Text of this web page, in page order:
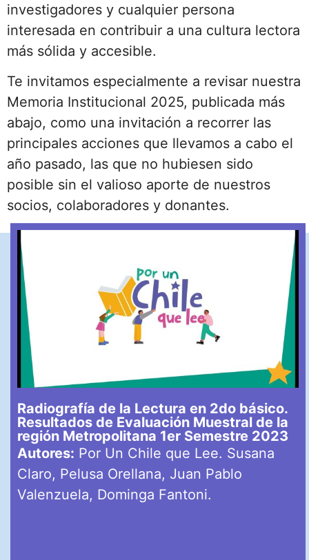
investigadores y cualquier persona
interesada en contribuir a una cultura lectora
más sólida y accesible.
Te invitamos especialmente a revisar nuestra
Memoria Institucional 2025, publicada más
abajo, como una invitación a recorrer las
principales acciones que llevamos a cabo el
año pasado, las que no hubiesen sido
posible sin el valioso aporte de nuestros
socios, colaboradores y donantes.
Radiografía de la Lectura en 2do básico.
Resultados de Evaluación Muestral de la
región Metropolitana 1er Semestre 2023
Autores: Por Un Chile que Lee. Susana
Claro, Pelusa Orellana, Juan Pablo
Valenzuela, Dominga Fantoni.